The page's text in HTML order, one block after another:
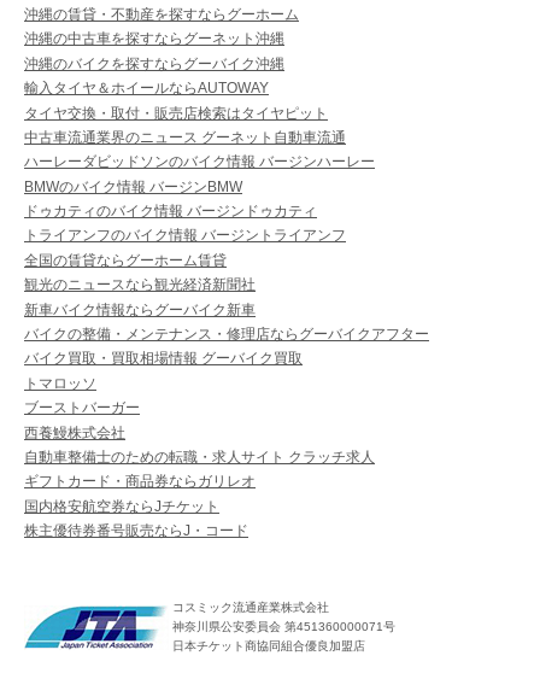
沖縄の賃貸・不動産を探すならグーホーム
沖縄の中古車を探すならグーネット沖縄
沖縄のバイクを探すならグーバイク沖縄
輸入タイヤ＆ホイールならAUTOWAY
タイヤ交換・取付・販売店検索はタイヤピット
中古車流通業界のニュース グーネット自動車流通
ハーレーダビッドソンのバイク情報 バージンハーレー
BMWのバイク情報 バージンBMW
ドゥカティのバイク情報 バージンドゥカティ
トライアンフのバイク情報 バージントライアンフ
全国の賃貸ならグーホーム賃貸
観光のニュースなら観光経済新聞社
新車バイク情報ならグーバイク新車
バイクの整備・メンテナンス・修理店ならグーバイクアフター
バイク買取・買取相場情報 グーバイク買取
トマロッソ
ブーストバーガー
西養鰻株式会社
自動車整備士のための転職・求人サイト クラッチ求人
ギフトカード・商品券ならガリレオ
国内格安航空券ならJチケット
株主優待券番号販売ならJ・コード
コスミック流通産業株式会社
神奈川県公安委員会 第451360000071号
日本チケット商協同組合優良加盟店